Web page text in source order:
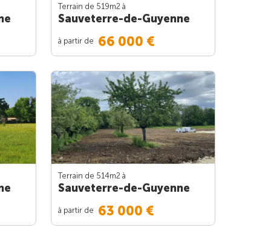
Terrain de 519m2 à
Sauveterre-de-Guyenne
à partir de 66 000 €
Terrain de 514m2 à
Sauveterre-de-Guyenne
à partir de 63 000 €